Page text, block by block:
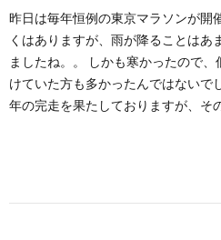
昨日は毎年恒例の東京マラソンが
くはありますが、雨が降ることはあ
ましたね。。 しかも寒かったので
けていた方も多かったんではないで
年の完走を果たしておりますが、そ